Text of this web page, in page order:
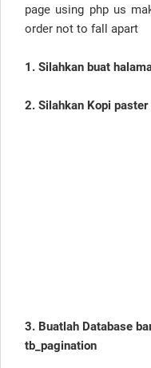
page using php us
order not to fall apart
1. Silahkan buat
2. Silahkan Kopi
3. Buatlah Database
tb_pagination